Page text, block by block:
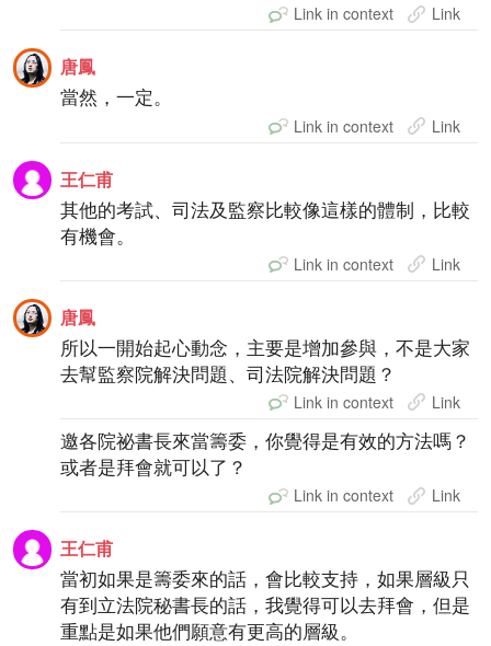
Link in context Link
唐鳳
當然，一定。
Link in context Link
王仁甫
其他的考試、司法及監察比較像這樣的體制，比較
有機會。
Link in context Link
唐鳳
所以一開始起心動念，主要是增加參與，不是大家
去幫監察院解決問題、司法院解決問題？
Link in context Link
邀各院祕書長來當籌委，你覺得是有效的方法嗎？
或者是拜會就可以了？
Link in context Link
王仁甫
當初如果是籌委來的話，會比較支持，如果層級只
有到立法院秘書長的話，我覺得可以去拜會，但是
重點是如果他們願意有更高的層級。